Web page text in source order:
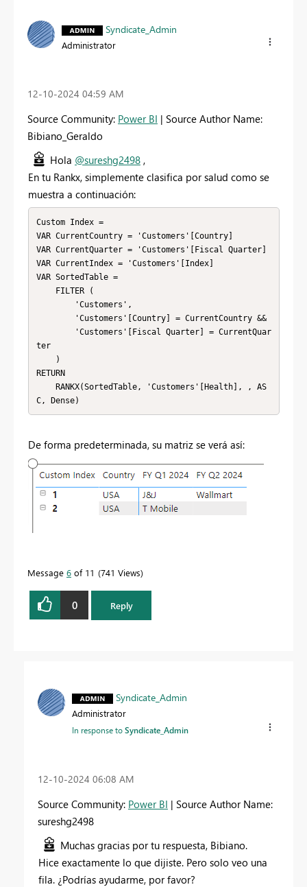
Syndicate_Admin
Administrator
‎12-10-2024 04:59 AM
Source Community: Power BI | Source Author Name:
Bibiano_Geraldo
Hola @sureshg2498 ,
En tu Rankx, simplemente clasifica por salud como se
muestra a continuación:
Custom Index =
VAR CurrentCountry = 'Customers'[Country]
VAR CurrentQuarter = 'Customers'[Fiscal Quarter]
VAR CurrentIndex = 'Customers'[Index]
VAR SortedTable =
ter
RETURN
C, Dense)
De forma predeterminada, su matriz se verá así:
Message 6 of 11 741 Views
0 Reply
Syndicate_Admin
Administrator
In response toSyndicate_Admin
‎12-10-2024 06:08 AM
Source Community: Power BI | Source Author Name:
sureshg2498
Muchas gracias por tu respuesta, Bibiano.
Hice exactamente lo que dijiste. Pero solo veo una
fila. ¿Podrías ayudarme, por favor?